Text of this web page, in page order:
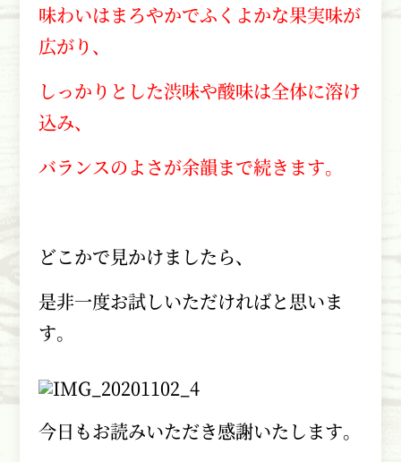
味わいはまろやかでふくよかな果実味が
広がり、
しっかりとした渋味や酸味は全体に溶け
込み、
バランスのよさが余韻まで続きます。
どこかで見かけましたら、
是非一度お試しいただければと思いま
す。
今日もお読みいただき感謝いたします。